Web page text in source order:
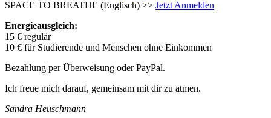
SPACE TO BREATHE (Englisch) >> Jetzt Anmelden
Energieausgleich:
15 € regulär
10 € für Studierende und Menschen ohne Einkommen
Bezahlung per Überweisung oder PayPal.
Ich freue mich darauf, gemeinsam mit dir zu atmen.
Sandra Heuschmann